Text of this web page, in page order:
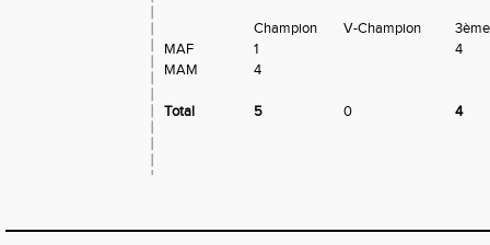
Champion V-Champion
MAF
1
4
MAM
4
Total 5 0 4